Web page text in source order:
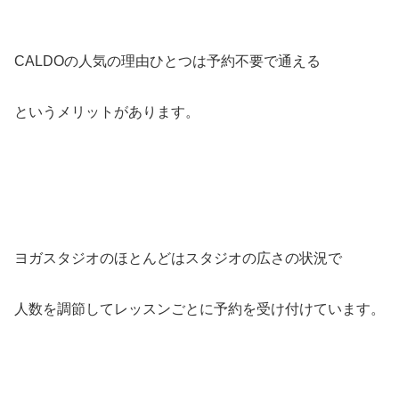
CALDOの人気の理由ひとつは予約不要で通える
というメリットがあります。
ヨガスタジオのほとんどはスタジオの広さの状況で
人数を調節してレッスンごとに予約を受け付けています。